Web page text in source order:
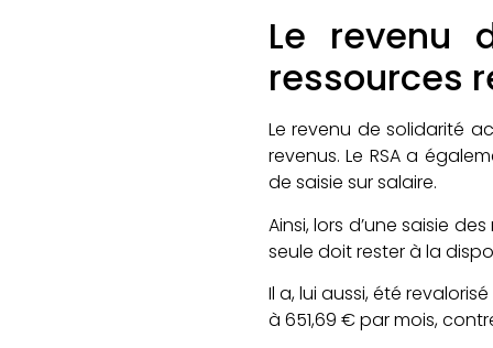
Le revenu
ressources
Le revenu de solidarité
revenus. Le RSA a
de saisie sur salaire.
Ainsi, lors d’une saisie
seule doit rester à la
Il a, lui aussi, été
à 651,69 € par mois,